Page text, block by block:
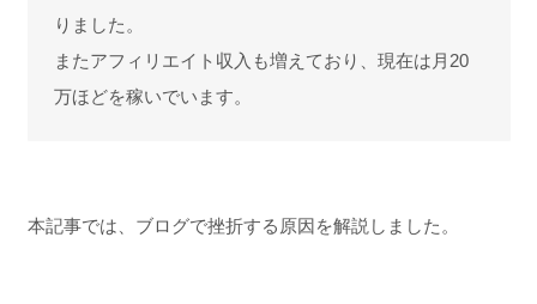
りました。
またアフィリエイト収入も増えており、現在は月20
万ほどを稼いでいます。
本記事では、ブログで挫折する原因を解説しました。